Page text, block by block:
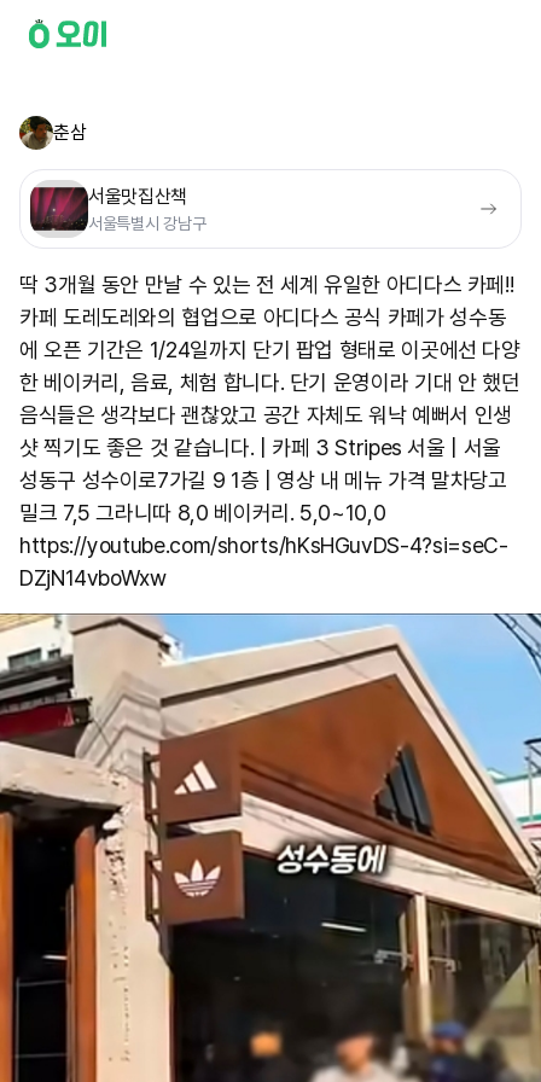
춘삼
서울맛집산책
서울특별시 강남구
딱 3개월 동안 만날 수 있는 전 세계 유일한 아디다스 카페!!
카페 도레도레와의 협업으로 아디다스 공식 카페가 성수동
에 오픈 기간은 1/24일까지 단기 팝업 형태로 이곳에선 다양
한 베이커리, 음료, 체험 합니다. 단기 운영이라 기대 안 했던
음식들은 생각보다 괜찮았고 공간 자체도 워낙 예뻐서 인생
샷 찍기도 좋은 것 같습니다. | 카페 3 Stripes 서울 | 서울
성동구 성수이로7가길 9 1층 | 영상 내 메뉴 가격 말차당고
밀크 7,5 그라니따 8,0 베이커리. 5,0~10,0
https://youtube.com/shorts/hKsHGuvDS-4?si=seC-
DZjN14vboWxw